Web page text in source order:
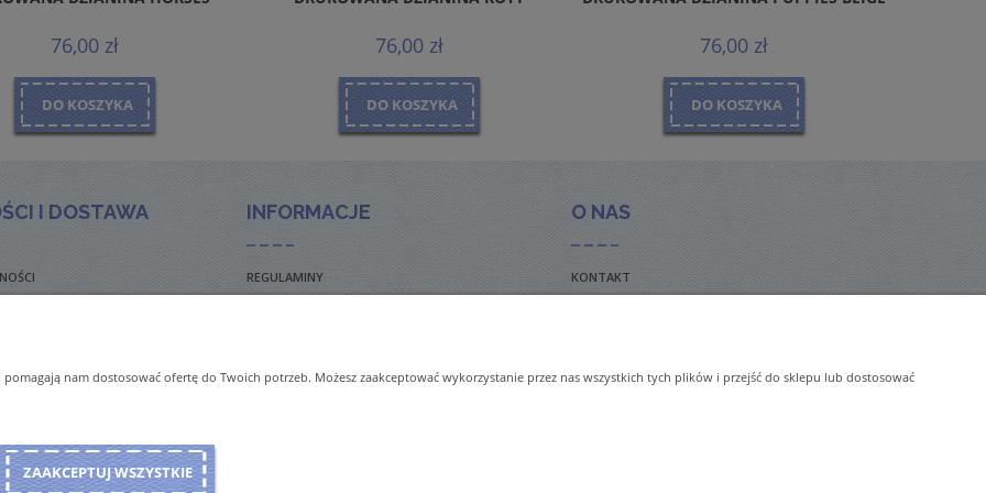
76,00 zł
DO KOSZYKA
76,00 zł
DO KOSZYKA
76,00 zł
DO KOSZYKA
I DOSTAWA
ORDERS & SHIPMENT
INFORMACJE
REGULAMINY
O NAS
KONTAKT
Sklep internetowy Shoper Premium
nam dostosować ofertę do Twoich potrzeb. Możesz zaakceptować wykorzystanie przez nas wszystkich tych plików i przejść do sklepu lub dostosować
ZAAKCEPTUJ WSZYSTKIE